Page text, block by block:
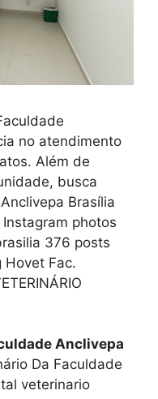
no atendimento
Além de
busca
Brasília
photos
376 posts
Hovet Fac.
Anclivepa
Da Faculdade
veterinario